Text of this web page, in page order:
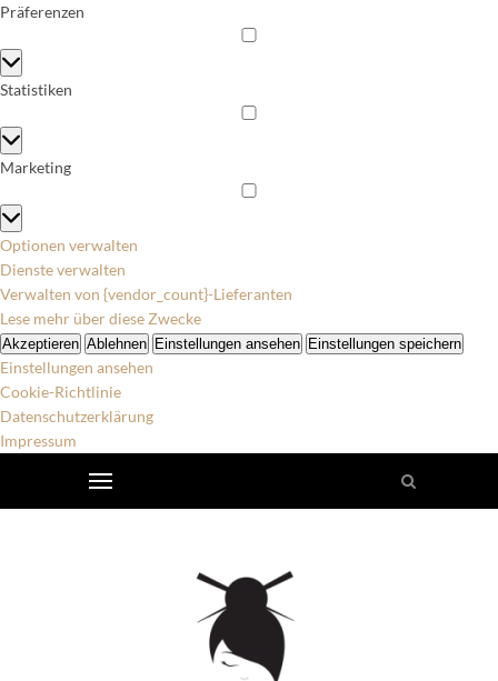
Präferenzen
Präferenzen
Statistiken
Statistiken
Marketing
Marketing
Optionen verwalten
Dienste verwalten
Verwalten von {vendor_count}-Lieferanten
Lese mehr über diese Zwecke
Akzeptieren Ablehnen Einstellungen ansehen Einstellungen speichern
Einstellungen ansehen
Cookie-Richtlinie
Datenschutzerklärung
Impressum